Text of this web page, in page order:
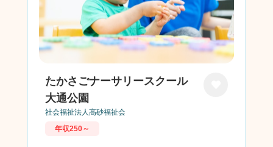
たかさごナーサリースクール
大通公園
社会福祉法人高砂福祉会
年収250～